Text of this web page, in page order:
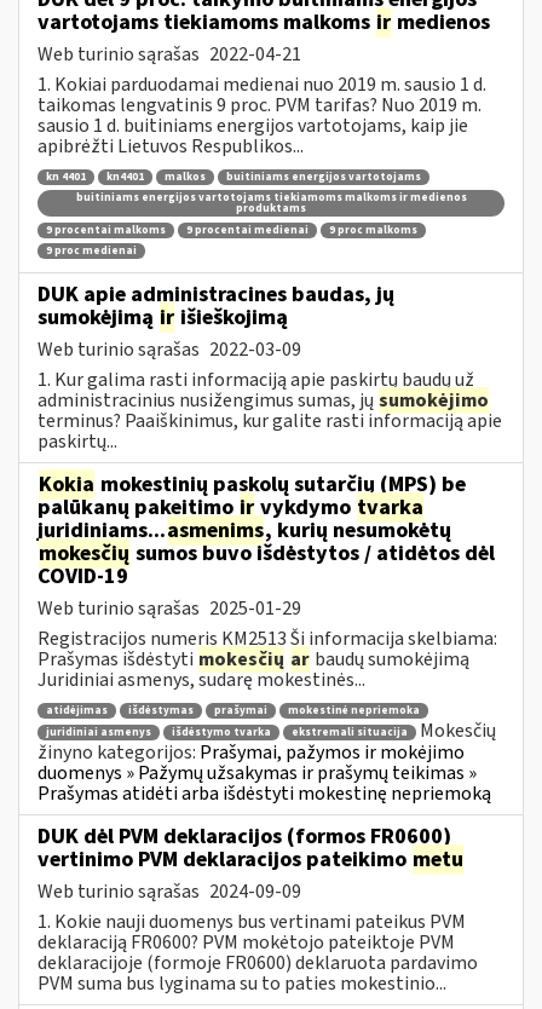
vartotojams tiekiamoms malkoms ir medienos
Web turinio sąrašas 2022-04-21
1. Kokiai parduodamai medienai nuo 2019 m. sausio 1 d.
taikomas lengvatinis 9 proc. PVM tarifas? Nuo 2019 m.
sausio 1 d. buitiniams energijos vartotojams, kaip jie
apibrėžti Lietuvos Respublikos...
kn 4401 kn4401 malkos
buitiniams energijos vartotojams
buitiniams energijos vartotojams tiekiamoms malkoms ir medienos
produktams
9 procentai malkoms
9 procentai medienai
9 proc malkoms
9 proc medienai
DUK apie administracines baudas, jų
sumokėjimą ir išieškojimą
Web turinio sąrašas 2022-03-09
1. Kur galima rasti informaciją apie paskirtų baudų už
administracinius nusižengimus sumas, jų sumokėjimo
terminus? Paaiškinimus, kur galite rasti informaciją apie
paskirtų...
Kokia mokestinių paskolų sutarčių (MPS) be
palūkanų pakeitimo ir vykdymo tvarka
juridiniams...asmenims, kurių nesumokėtų
mokesčių sumos buvo išdėstytos / atidėtos dėl
COVID-19
Web turinio sąrašas 2025-01-29
Registracijos numeris KM2513 Ši informacija skelbiama:
Prašymas išdėstyti mokesčių ar baudų sumokėjimą
Juridiniai asmenys, sudarę mokestinės...
atidėjimas išdėstymas prašymai
mokestinė nepriemoka
juridiniai asmenys
išdėstymo tvarka ekstremali situacija
Mokesčių
žinyno kategorijos: Prašymai, pažymos ir mokėjimo
duomenys » Pažymų užsakymas ir prašymų teikimas »
Prašymas atidėti arba išdėstyti mokestinę nepriemoką
DUK dėl PVM deklaracijos (formos FR0600)
vertinimo PVM deklaracijos pateikimo metu
Web turinio sąrašas 2024-09-09
1. Kokie nauji duomenys bus vertinami pateikus PVM
deklaraciją FR0600? PVM mokėtojo pateiktoje PVM
deklaracijoje (formoje FR0600) deklaruota pardavimo
PVM suma bus lyginama su to paties mokestinio...